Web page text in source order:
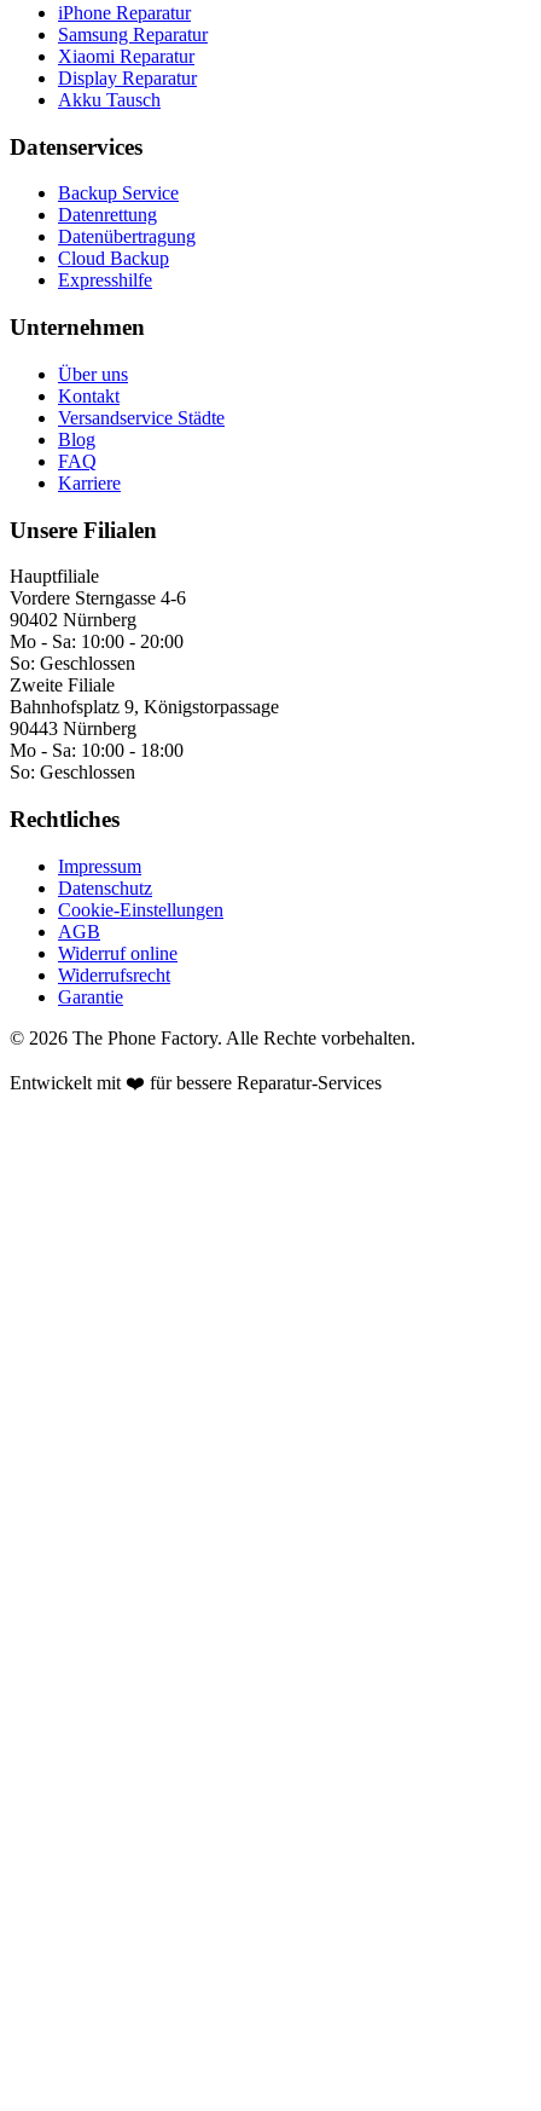
iPhone Reparatur
Samsung Reparatur
Xiaomi Reparatur
Display Reparatur
Akku Tausch
Datenservices
Backup Service
Datenrettung
Datenübertragung
Cloud Backup
Expresshilfe
Unternehmen
Über uns
Kontakt
Versandservice Städte
Blog
FAQ
Karriere
Unsere Filialen
Hauptfiliale
Vordere Sterngasse 4-6
90402 Nürnberg
Mo - Sa: 10:00 - 20:00
So: Geschlossen
Zweite Filiale
Bahnhofsplatz 9, Königstorpassage
90443 Nürnberg
Mo - Sa: 10:00 - 18:00
So: Geschlossen
Rechtliches
Impressum
Datenschutz
Cookie-Einstellungen
AGB
Widerruf online
Widerrufsrecht
Garantie
© 2026 The Phone Factory. Alle Rechte vorbehalten.
Entwickelt mit ❤️ für bessere Reparatur-Services